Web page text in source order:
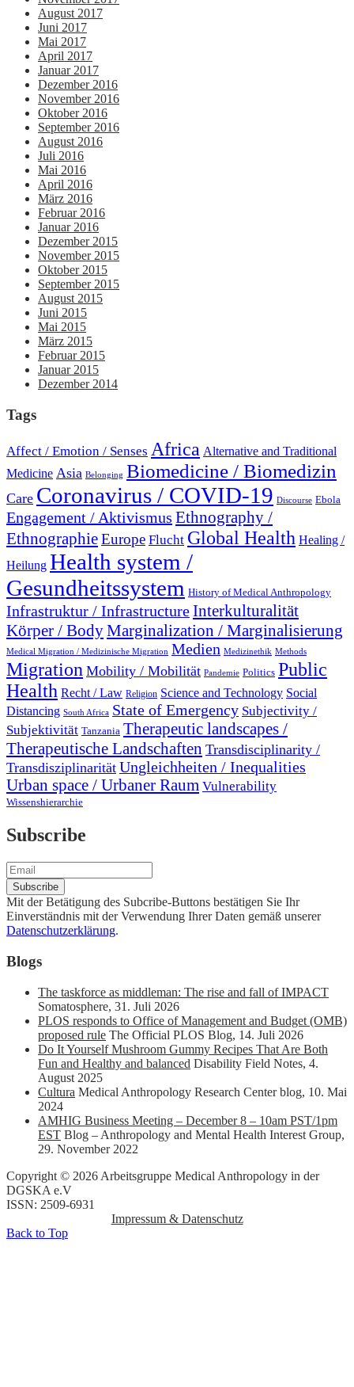
August 2017
Juni 2017
Mai 2017
April 2017
Januar 2017
Dezember 2016
November 2016
Oktober 2016
September 2016
August 2016
Juli 2016
Mai 2016
April 2016
März 2016
Februar 2016
Januar 2016
Dezember 2015
November 2015
Oktober 2015
September 2015
August 2015
Juni 2015
Mai 2015
März 2015
Februar 2015
Januar 2015
Dezember 2014
Tags
Affect / Emotion / Senses Africa Alternative and Traditional
Medicine Asia Belonging Biomedicine / Biomedizin
Care Coronavirus / COVID-19 Discourse Ebola
Engagement / Aktivismus Ethnography /
EthnographieEurope Flucht Global Health Healing /
Heilung Health system /
Gesundheitssystem History of Medical Anthropology
Infrastruktur / InfrastructureInterkulturalität
Körper / BodyMarginalization / Marginalisierung
Medical Migration / Medizinische Migration Medien Medizinethik Methods
Migration Mobility / Mobilität Pandemie Politics Public
Health Recht / Law Religion Science and Technology Social
Distancing South Africa State of Emergency Subjectivity /
Subjektivität Tanzania Therapeutic landscapes /
Therapeutische Landschaften Transdisciplinarity /
Transdisziplinarität Ungleichheiten / Inequalities
Urban space / Urbaner Raum Vulnerability
Wissenshierarchie
Subscribe
Mit der Betätigung des Subcribe-Buttons bestätigen Sie Ihr
Einverständnis mit der Verwendung Ihrer Daten gemäß unserer
Datenschutzerklärung.
Blogs
The taskforce as middleman: The rise and fall of IMPACT
Somatosphere, 31. Juli 2026
PLOS responds to Office of Management and Budget (OMB)
proposed rule The Official PLOS Blog, 14. Juli 2026
Do It Yourself Mushroom Gummy Recipes That Are Both
Fun and Healthy and balanced Disability Field Notes, 4.
August 2025
Cultura Medical Anthropology Research Center blog, 10. Mai
2024
AMHIG Business Meeting – December 8 – 10am PST/1pm
EST Blog – Anthropology and Mental Health Interest Group,
29. November 2022
Copyright © 2026 Arbeitsgruppe Medical Anthropology in der
DGSKA e.V
ISSN: 2509-6931
Impressum & Datenschutz
Back to Top